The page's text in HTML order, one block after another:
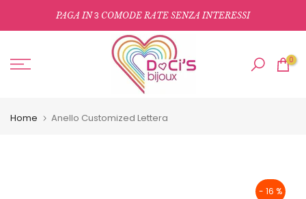
al
PAGA IN3 COMODE RATE SENZA INTERESSI
0
Home Anello Customized Lettera
- 16 %